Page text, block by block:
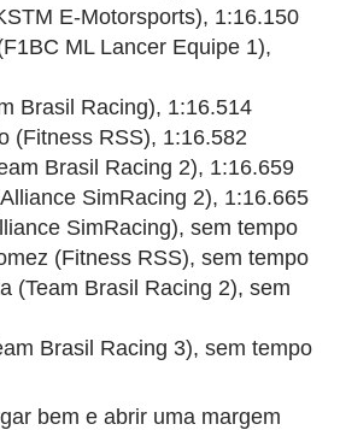
E-Motorsports), 1:16.150
ML Lancer Equipe 1),
Brasil Racing), 1:16.514
(Fitness RSS), 1:16.582
Brasil Racing 2), 1:16.659
SimRacing 2), 1:16.665
SimRacing), sem tempo
(Fitness RSS), sem tempo
(Team Brasil Racing 2), sem
Brasil Racing 3), sem tempo
bem e abrir uma margem